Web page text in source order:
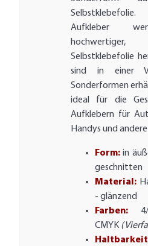
Aufkleber
Selbstklebefolie
sind in einer
Sonderformen
ideal für die
Aufklebern für
Handys und
Form: in
geschnitten
Material:
- glänzend
Farben: 4/
CMYK